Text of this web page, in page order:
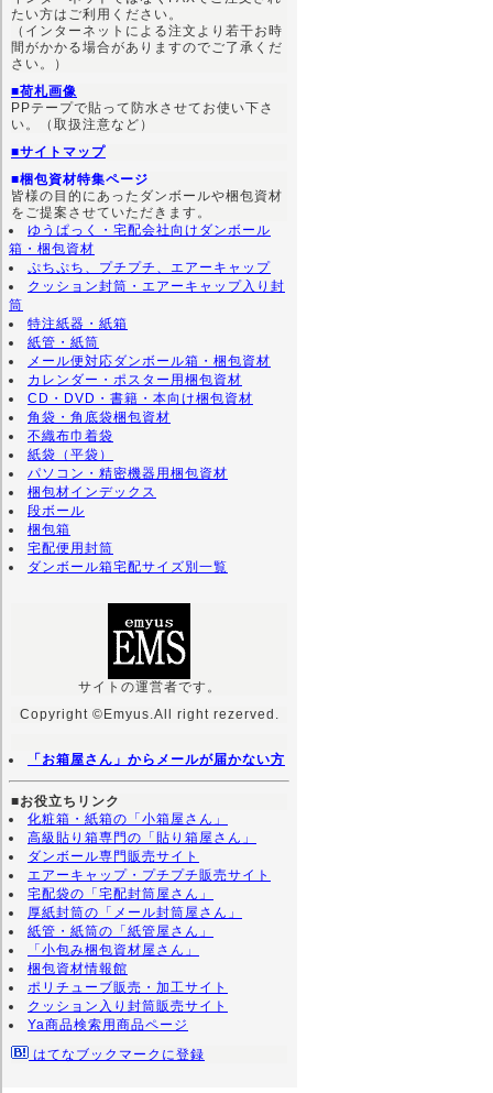
たい方はご利用ください。
（インターネットによる注文より若干お時
間がかかる場合がありますのでご了承くだ
さい。）
■荷札画像
PPテープで貼って防水させてお使い下さ
い。（取扱注意など）
■サイトマップ
■梱包資材特集ページ
皆様の目的にあったダンボールや梱包資材
をご提案させていただきます。
ゆうぱっく・宅配会社向けダンボール
箱・梱包資材
ぷちぷち、プチプチ、エアーキャップ
クッション封筒・エアーキャップ入り封
筒
特注紙器・紙箱
紙管・紙筒
メール便対応ダンボール箱・梱包資材
カレンダー・ポスター用梱包資材
CD・DVD・書籍・本向け梱包資材
角袋・角底袋梱包資材
不織布巾着袋
紙袋（平袋）
パソコン・精密機器用梱包資材
梱包材インデックス
段ボール
梱包箱
宅配便用封筒
ダンボール箱宅配サイズ別一覧
サイトの運営者です。
Copyright ©Emyus.All right rezerved.
「お箱屋さん」からメールが届かない方
■お役立ちリンク
化粧箱・紙箱の「小箱屋さん」
高級貼り箱専門の「貼り箱屋さん」
ダンボール専門販売サイト
エアーキャップ・プチプチ販売サイト
宅配袋の「宅配封筒屋さん」
厚紙封筒の「メール封筒屋さん」
紙管・紙筒の「紙管屋さん」
「小包み梱包資材屋さん」
梱包資材情報館
ポリチューブ販売・加工サイト
クッション入り封筒販売サイト
Ya商品検索用商品ページ
はてなブックマークに登録